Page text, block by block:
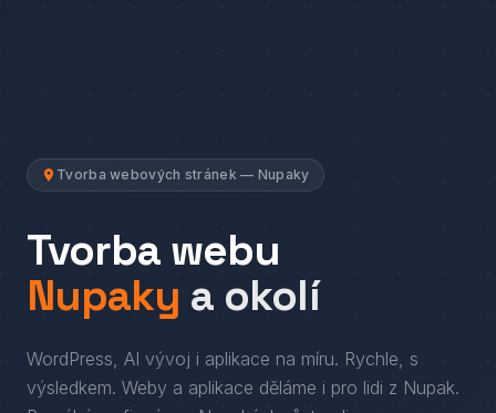
Tvorba webových stránek — Nupaky
Tvorba webu
Nupaky a okolí
WordPress, AI vývoj i aplikace na míru. Rychle, s
výsledkem. Weby a aplikace děláme i pro lidi z Nupak.